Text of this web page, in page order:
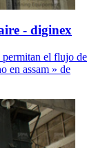
- diginex
permitan el flujo de
en assam » de